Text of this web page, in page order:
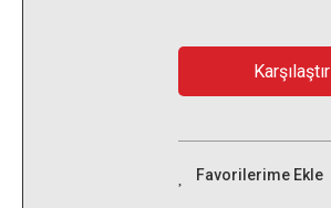
Karşılaştır